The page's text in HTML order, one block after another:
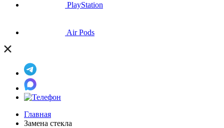
PlayStation
Air Pods
Главная
Замена стекла